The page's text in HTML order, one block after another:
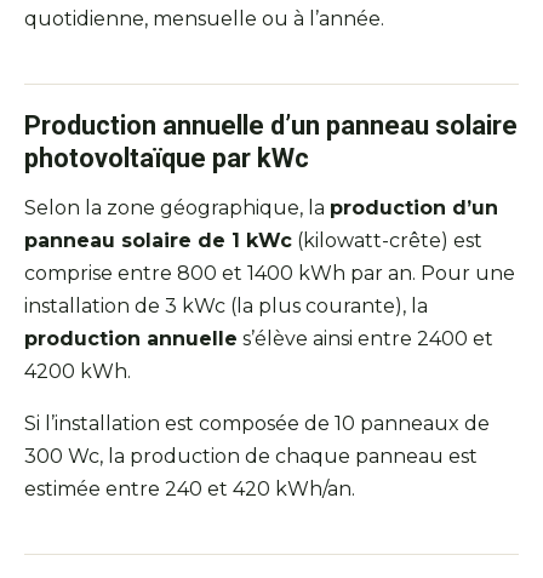
quotidienne, mensuelle ou à l’année.
Production annuelle d’un panneau solaire
photovoltaïque par kWc
Selon la zone géographique, la production d’un
panneau solaire de 1 kWc (kilowatt-crête) est
comprise entre 800 et 1400 kWh par an. Pour une
installation de 3 kWc (la plus courante), la
production annuelle s’élève ainsi entre 2400 et
4200 kWh.
Si l’installation est composée de 10 panneaux de
300 Wc, la production de chaque panneau est
estimée entre 240 et 420 kWh/an.